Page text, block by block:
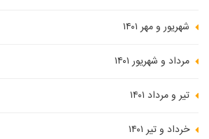
شهریور و مهر ۱۴۰۱
مرداد و شهریور ۱۴۰۱
تیر و مرداد ۱۴۰۱
خرداد و تیر ۱۴۰۱